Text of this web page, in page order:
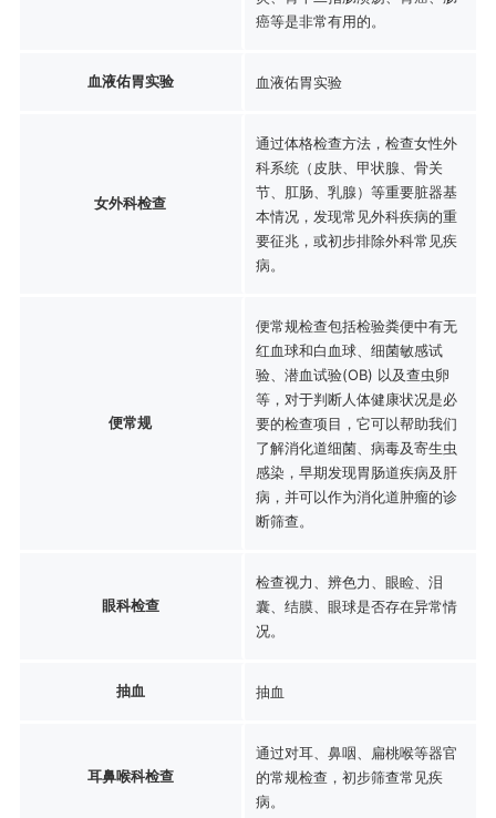
癌等是非常有用的。
血液佑胃实验 血液佑胃实验
女外科检查
通过体格检查方法，检查女性外
科系统（皮肤、甲状腺、骨关
节、肛肠、乳腺）等重要脏器基
本情况，发现常见外科疾病的重
要征兆，或初步排除外科常见疾
病。
便常规
便常规检查包括检验粪便中有无
红血球和白血球、细菌敏感试
验、潜血试验(OB) 以及查虫卵
等，对于判断人体健康状况是必
要的检查项目，它可以帮助我们
了解消化道细菌、病毒及寄生虫
感染，早期发现胃肠道疾病及肝
病，并可以作为消化道肿瘤的诊
断筛查。
眼科检查
检查视力、辨色力、眼睑、泪
囊、结膜、眼球是否存在异常情
况。
抽血 抽血
耳鼻喉科检查
通过对耳、鼻咽、扁桃喉等器官
的常规检查，初步筛查常见疾
病。